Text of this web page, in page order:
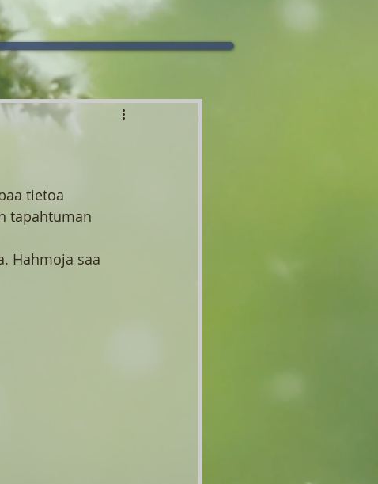
tietoa
tapahtuman
Hahmoja saa